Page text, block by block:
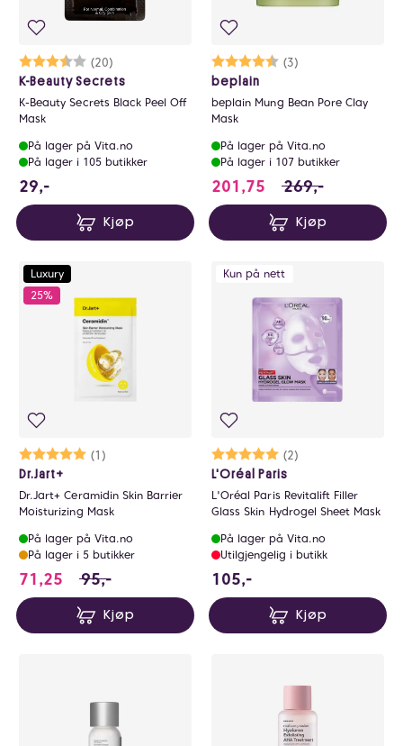
Karakter:
(20)
3.4 av 5 mulige
K-Beauty Secrets
K-Beauty Secrets Black Peel Off
Mask
På lager på Vita.no
På lager i 105 butikker
29,-
Kjøp
Karakter:
(3)
4.7 av 5 mulige
beplain
beplain Mung Bean Pore Clay
Mask
På lager på Vita.no
På lager i 107 butikker
201,75 201.75 i stedet
269,-
Kjøp
Luxury
25%
Karakter:
(1)
5.0 av 5 mulige
Dr.Jart+
Dr.Jart+ Ceramidin Skin Barrier
Moisturizing Mask
På lager på Vita.no
På lager i 5 butikker
71,25 71.25 i stedet for 95 NOK, du sparer 23.75
95,-
Kjøp
Kun på nett
Karakter:
(2)
5.0 av 5 mulige
L'Oréal Paris
L'Oréal Paris Revitalift Filler
Glass Skin Hydrogel Sheet Mask
På lager på Vita.no
Utilgjengelig i butikk
105,-
Kjøp